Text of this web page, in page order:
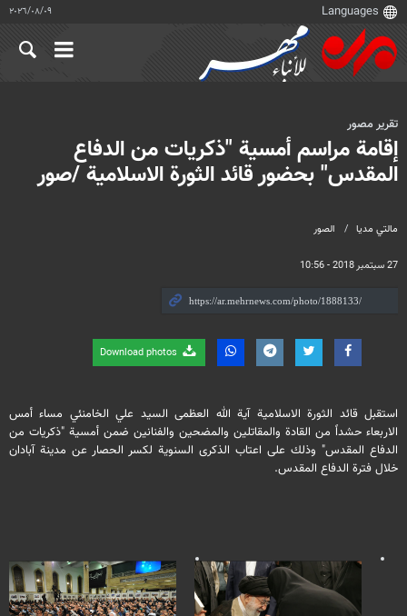
٠٩‏/٠٨‏/٢٠٢٦
مالتي مدیا الصور
27 سبتمبر 2018 - 10:56
تقرير مصور
إقامة مراسم أمسية "ذكريات من الدفاع
المقدس" بحضور قائد الثورة الاسلامية /صور
استقبل قائد الثورة الاسلامیة آیة الله العظمى السید علي الخامنئي مساء أمس
الاربعاء حشداً من القادة والمقاتلین والمضحین والفنانین ضمن أمسية "ذكريات من
الدفاع المقدس" وذلك على اعتاب الذكرى السنویة لكسر الحصار عن مدینة آبادان
خلال فترة الدفاع المقدس.